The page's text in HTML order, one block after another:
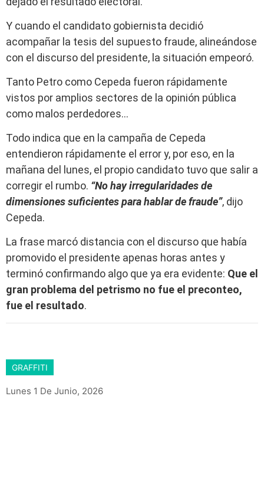
Y cuando el candidato gobiernista decidió
acompañar la tesis del supuesto fraude, alineándose
con el discurso del presidente, la situación empeoró.
Tanto Petro como Cepeda fueron rápidamente
vistos por amplios sectores de la opinión pública
como malos perdedores…
Todo indica que en la campaña de Cepeda
entendieron rápidamente el error y, por eso, en la
mañana del lunes, el propio candidato tuvo que salir a
corregir el rumbo. “No hay irregularidades de
dimensiones suficientes para hablar de fraude”, dijo
Cepeda.
La frase marcó distancia con el discurso que había
promovido el presidente apenas horas antes y
terminó confirmando algo que ya era evidente: Que el
gran problema del petrismo no fue el preconteo,
fue el resultado.
GRAFFITI
Lunes 1 De Junio, 2026